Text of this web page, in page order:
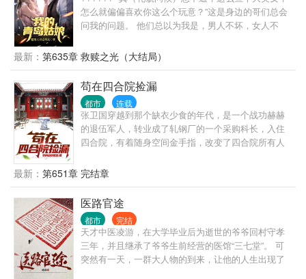
大的家族登上了舞台。 本书属于长篇，日常比较多，
没有乱七八糟的人际关系，对话也很少，不喜欢此类
型的，请谨慎。最后，本书非逻辑文，合理文，较真
怎么就偏偏喜欢你这么个玩意？”这是身边的哥们总会
问我的问题。 他们总以为我是，男人不坏，女人不
的女人不一样： 他们看到的：娱乐圈颜值天花板的当
红女明星，我看到：厌倦娱乐圈等一个人未果的女明
星。 他们看到的：放飞自我的已婚前电视台女主持，
我看到的：一个被丈夫当成筹码需要陪伴和关心的知
心姐姐。 他们看到的：开房车陪我走过两百多个城市
的初恋，我看到的：我爱过也恨过最后却成了我一
生……
最新： 第635章 救赎之光（大结局）
苟在四合院捡漏
都市 连载
张卫国穿越到那个缺衣少食的年代，是一个战功赫赫
的退伍军人，转业成了轧钢厂的一个采购科长，入住
四合院，有着随身空间金手指，改变了四合院所有人
国在这个动乱的年代，书写自己的传奇！
最新： 第651章 完结章
医路官途
都市 完结
天才中医凌游，在大学毕业后为逝世的爷爷回村守孝
三年，并且继承了爷爷生前经营的医馆“三七堂”。 可
突然有一天，一群大人物的到来，让他的人生出现了